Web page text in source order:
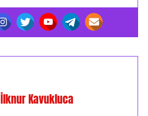
İlknur Kavukluca